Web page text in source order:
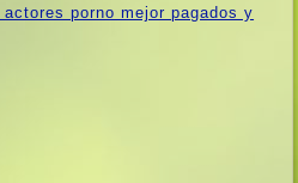
actores porno mejor pagados y